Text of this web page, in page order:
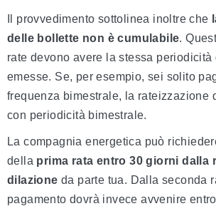
Il provvedimento sottolinea inoltre che
delle bollette non è cumulabile.
rate devono avere la stessa
emesse. Se, per esempio, sei solito
frequenza bimestrale, la rateizzazione
con periodicità bimestrale.
La compagnia energetica può
della prima rata entro 30 giorni dalla
dilazione da parte tua. Dalla seconda
pagamento dovrà invece avvenire